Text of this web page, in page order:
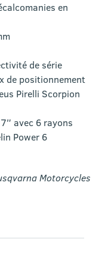
en
de série
de positionnement
Pirelli Scorpion
avec 6 rayons
Power 6
Motorcycles